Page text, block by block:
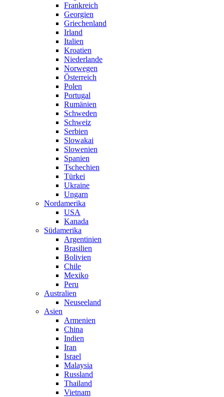
Frankreich
Georgien
Griechenland
Irland
Italien
Kroatien
Niederlande
Norwegen
Österreich
Polen
Portugal
Rumänien
Schweden
Schweiz
Serbien
Slowakai
Slowenien
Spanien
Tschechien
Türkei
Ukraine
Ungarn
Nordamerika
USA
Kanada
Südamerika
Argentinien
Brasilien
Bolivien
Chile
Mexiko
Peru
Australien
Neuseeland
Asien
Armenien
China
Indien
Iran
Israel
Malaysia
Russland
Thailand
Vietnam